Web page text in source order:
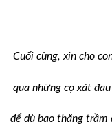
Cuối cùng, xin cho
qua những cọ xát
để dù bao thăng trầm